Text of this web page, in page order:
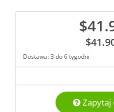
Dostawa: 3 do 6 tygodni